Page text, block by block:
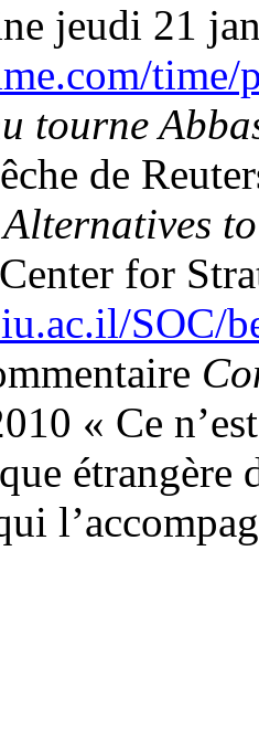
jeudi 21
time/
tourne
de
for
SOC/
« Ce
étrangère